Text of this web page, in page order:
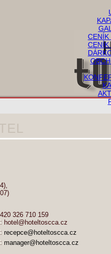
CENÍK
CENÍK
326 710 159
hotel@hoteltoscca.cz
recepce@hoteltoscca.cz
manager@hoteltoscca.cz